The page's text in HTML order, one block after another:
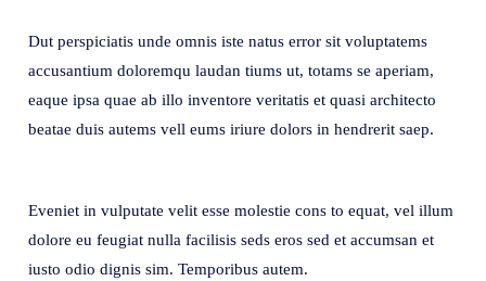
Dut perspiciatis unde omnis iste natus error sit voluptatems
accusantium doloremqu laudan tiums ut, totams se aperiam,
eaque ipsa quae ab illo inventore veritatis et quasi architecto
beatae duis autems vell eums iriure dolors in hendrerit saep.
Eveniet in vulputate velit esse molestie cons to equat, vel illum
dolore eu feugiat nulla facilisis seds eros sed et accumsan et
iusto odio dignis sim. Temporibus autem.